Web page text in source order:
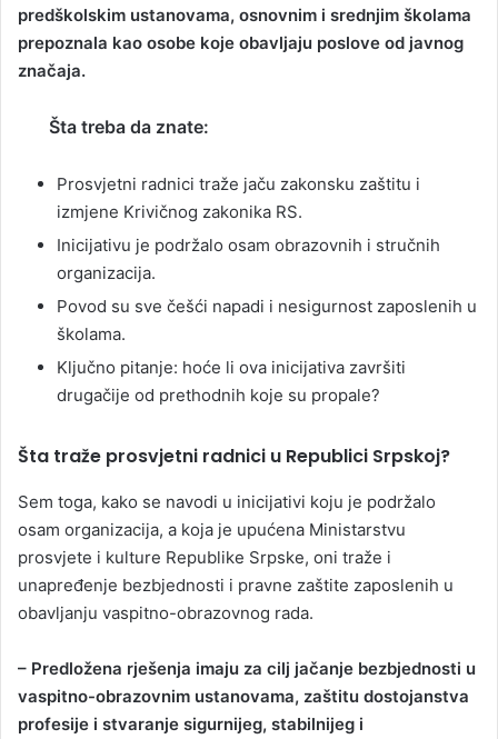
predškolskim ustanovama, osnovnim i srednjim školama
prepoznala kao osobe koje obavljaju poslove od javnog
značaja.
Šta treba da znate:
Prosvjetni radnici traže jaču zakonsku zaštitu i
izmjene Krivičnog zakonika RS.
Inicijativu je podržalo osam obrazovnih i stručnih
organizacija.
Povod su sve češći napadi i nesigurnost zaposlenih u
školama.
Ključno pitanje: hoće li ova inicijativa završiti
drugačije od prethodnih koje su propale?
Šta traže prosvjetni radnici u Republici Srpskoj?
Sem toga, kako se navodi u inicijativi koju je podržalo
osam organizacija, a koja je upućena Ministarstvu
prosvjete i kulture Republike Srpske, oni traže i
unapređenje bezbjednosti i pravne zaštite zaposlenih u
obavljanju vaspitno-obrazovnog rada.
– Predložena rješenja imaju za cilj jačanje bezbjednosti u
vaspitno-obrazovnim ustanovama, zaštitu dostojanstva
profesije i stvaranje sigurnijeg, stabilnijeg i